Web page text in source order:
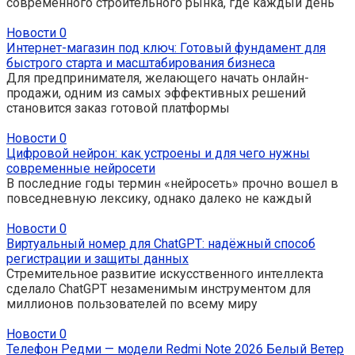
Новости 0
Интернет-магазин под ключ: Готовый фундамент для
быстрого старта и масштабирования бизнеса
Для предпринимателя, желающего начать онлайн-
продажи, одним из самых эффективных решений
становится заказ готовой платформы
Новости 0
Цифровой нейрон: как устроены и для чего нужны
современные нейросети
В последние годы термин «нейросеть» прочно вошел в
повседневную лексику, однако далеко не каждый
Новости 0
Виртуальный номер для ChatGPT: надёжный способ
регистрации и защиты данных
Стремительное развитие искусственного интеллекта
сделало ChatGPT незаменимым инструментом для
миллионов пользователей по всему миру
Новости 0
Телефон Редми — модели Redmi Note 2026 Белый Ветер